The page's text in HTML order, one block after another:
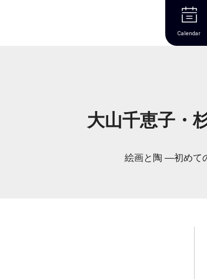
More
Calendar
大山千恵子・
絵画と陶 ―初めて